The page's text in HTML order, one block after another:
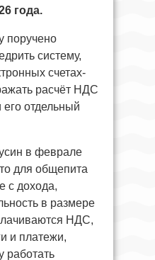
года.
поручено
систему,
счетах-
расчёт НДС
его отдельный
в феврале
для общепита
с дохода,
в размере
НДС,
и платежи,
работать